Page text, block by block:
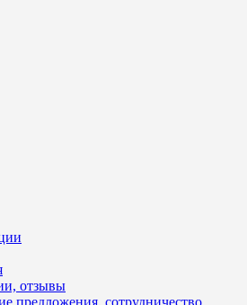
отзывы
предложения, сотрудничество